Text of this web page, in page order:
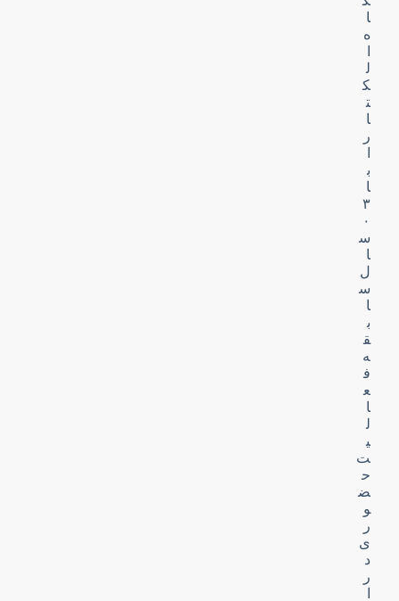
ا
ه
ل
ک
ت
ا
ر
ب
ا
۳
۰
س
ا
ل
س
ا
ب
ق
ه
ف
ع
ا
ل
ی
ت
ح
ض
و
ر
ی
د
ر